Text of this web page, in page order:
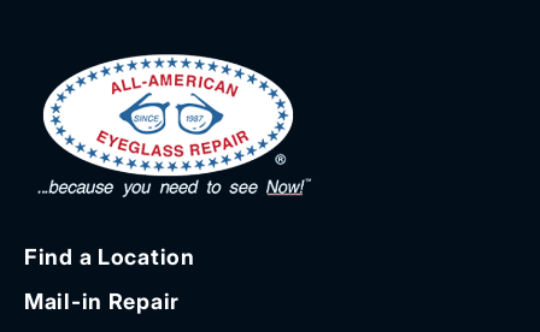
Find a Location
Mail-in Repair